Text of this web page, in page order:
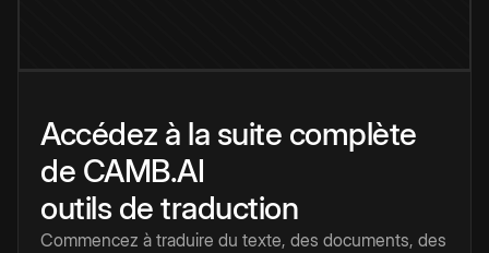
Accédez à la suite complète
de CAMB.AI
outils de traduction
Commencez à traduire du texte, des documents, des